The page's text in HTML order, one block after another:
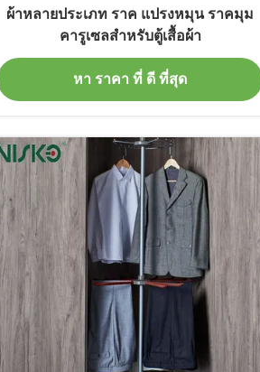
ผ้าหลายประเภท ราค แปรงหมุน ราคมุม
คารูเซลสําหรับตู้เสื้อผ้า
หา ราคา ที่ ดี ที่สุด